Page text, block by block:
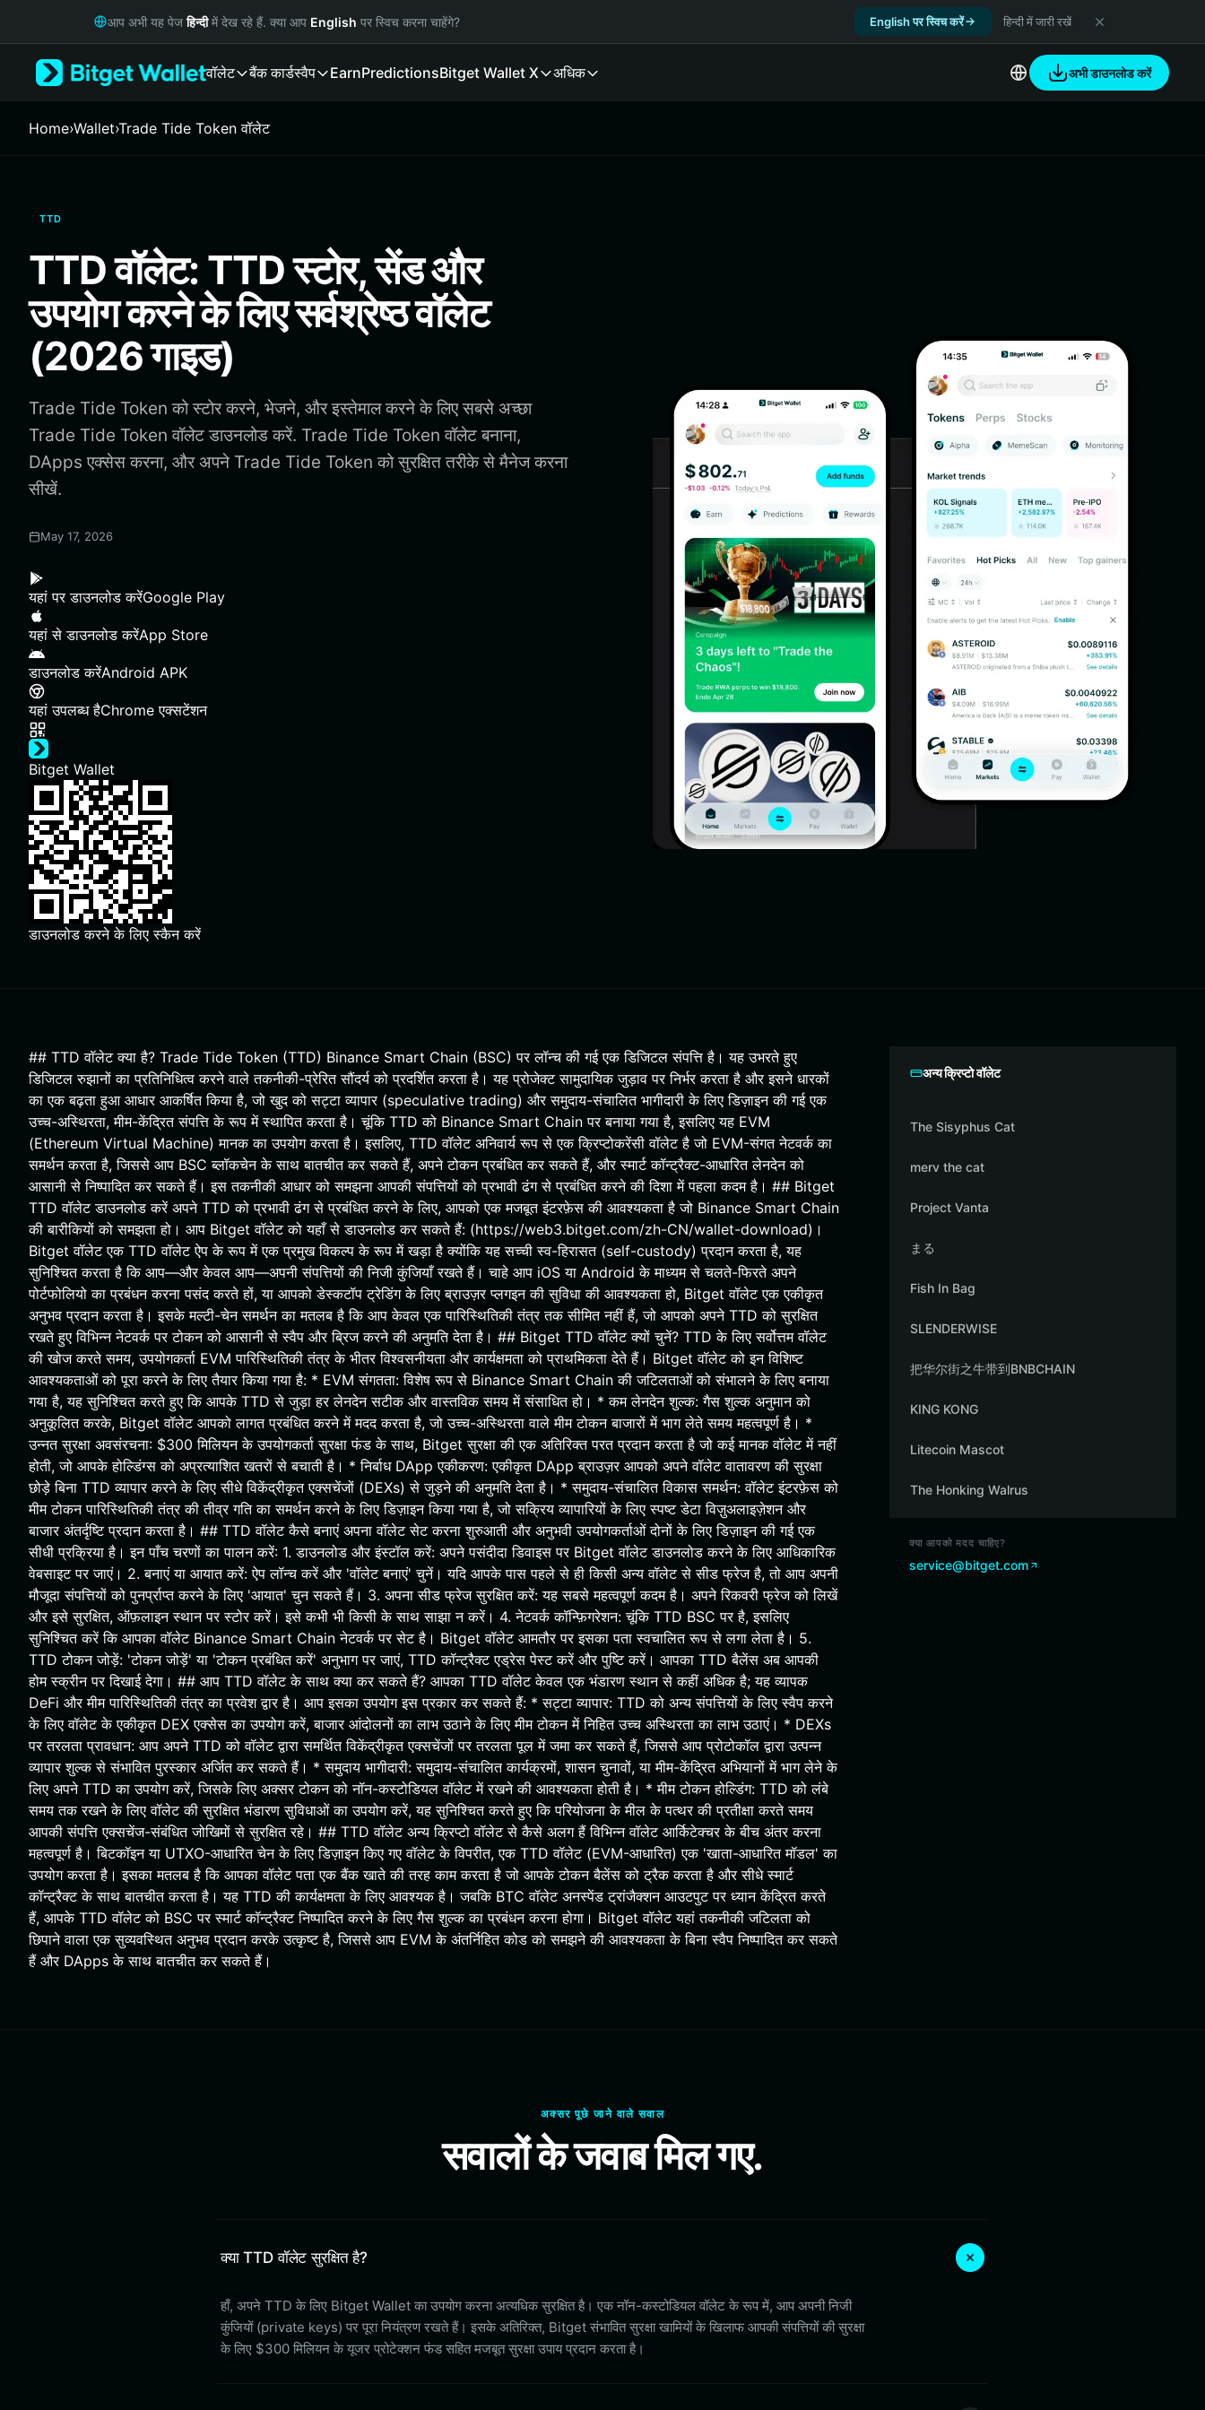
Русский
Italiano
繁體中文
Português (Portugal)
Bahasa Indonesia
ภาษาไทย
Español
Português (Brasil)
Español (Argentina)
आप अभी यह पेजहिन्दीमें देख रहे हैं. क्या आप English पर स्विच करना चाहेंगे? English पर स्विच करें हिन्दी में जारी रखें
वॉलेट बैंक कार्डस्वैप EarnPredictionsBitget Wallet X अधिक अभी डाउनलोड करें
Home›Wallet›Trade Tide Token वॉलेट
TTD
TTD वॉलेट: TTD स्टोर, सेंड और
उपयोग करने के लिए सर्वश्रेष्ठ वॉलेट
(2026 गाइड)
Trade Tide Token को स्टोर करने, भेजने, और इस्तेमाल करने के लिए सबसे अच्छा
Trade Tide Token वॉलेट डाउनलोड करें. Trade Tide Token वॉलेट बनाना,
DApps एक्सेस करना, और अपने Trade Tide Token को सुरक्षित तरीके से मैनेज करना
सीखें.
May 17, 2026
यहां पर डाउनलोड करेंGoogle Play
यहां से डाउनलोड करेंApp Store
डाउनलोड करेंAndroid APK
यहां उपलब्ध हैChrome एक्सटेंशन
Bitget Wallet
डाउनलोड करने के लिए स्कैन करें
## TTD वॉलेट क्या है? Trade Tide Token (TTD) Binance Smart Chain (BSC) पर लॉन्च की गई एक डिजिटल संपत्ति है। यह उभरते हुए
डिजिटल रुझानों का प्रतिनिधित्व करने वाले तकनीकी-प्रेरित सौंदर्य को प्रदर्शित करता है। यह प्रोजेक्ट सामुदायिक जुड़ाव पर निर्भर करता है और इसने धारकों
का एक बढ़ता हुआ आधार आकर्षित किया है, जो खुद को सट्टा व्यापार (speculative trading) और समुदाय-संचालित भागीदारी के लिए डिज़ाइन की गई एक
उच्च-अस्थिरता, मीम-केंद्रित संपत्ति के रूप में स्थापित करता है। चूंकि TTD को Binance Smart Chain पर बनाया गया है, इसलिए यह EVM
(Ethereum Virtual Machine) मानक का उपयोग करता है। इसलिए, TTD वॉलेट अनिवार्य रूप से एक क्रिप्टोकरेंसी वॉलेट है जो EVM-संगत नेटवर्क का
समर्थन करता है, जिससे आप BSC ब्लॉकचेन के साथ बातचीत कर सकते हैं, अपने टोकन प्रबंधित कर सकते हैं, और स्मार्ट कॉन्ट्रैक्ट-आधारित लेनदेन को
आसानी से निष्पादित कर सकते हैं। इस तकनीकी आधार को समझना आपकी संपत्तियों को प्रभावी ढंग से प्रबंधित करने की दिशा में पहला कदम है। ## Bitget
TTD वॉलेट डाउनलोड करें अपने TTD को प्रभावी ढंग से प्रबंधित करने के लिए, आपको एक मजबूत इंटरफ़ेस की आवश्यकता है जो Binance Smart Chain
की बारीकियों को समझता हो। आप Bitget वॉलेट को यहाँ से डाउनलोड कर सकते हैं: (https://web3.bitget.com/zh-CN/wallet-download)।
Bitget वॉलेट एक TTD वॉलेट ऐप के रूप में एक प्रमुख विकल्प के रूप में खड़ा है क्योंकि यह सच्ची स्व-हिरासत (self-custody) प्रदान करता है, यह
सुनिश्चित करता है कि आप—और केवल आप—अपनी संपत्तियों की निजी कुंजियाँ रखते हैं। चाहे आप iOS या Android के माध्यम से चलते-फिरते अपने
पोर्टफोलियो का प्रबंधन करना पसंद करते हों, या आपको डेस्कटॉप ट्रेडिंग के लिए ब्राउज़र प्लगइन की सुविधा की आवश्यकता हो, Bitget वॉलेट एक एकीकृत
अनुभव प्रदान करता है। इसके मल्टी-चेन समर्थन का मतलब है कि आप केवल एक पारिस्थितिकी तंत्र तक सीमित नहीं हैं, जो आपको अपने TTD को सुरक्षित
रखते हुए विभिन्न नेटवर्क पर टोकन को आसानी से स्वैप और ब्रिज करने की अनुमति देता है। ## Bitget TTD वॉलेट क्यों चुनें? TTD के लिए सर्वोत्तम वॉलेट
की खोज करते समय, उपयोगकर्ता EVM पारिस्थितिकी तंत्र के भीतर विश्वसनीयता और कार्यक्षमता को प्राथमिकता देते हैं। Bitget वॉलेट को इन विशिष्ट
आवश्यकताओं को पूरा करने के लिए तैयार किया गया है: * EVM संगतता: विशेष रूप से Binance Smart Chain की जटिलताओं को संभालने के लिए बनाया
गया है, यह सुनिश्चित करते हुए कि आपके TTD से जुड़ा हर लेनदेन सटीक और वास्तविक समय में संसाधित हो। * कम लेनदेन शुल्क: गैस शुल्क अनुमान को
अनुकूलित करके, Bitget वॉलेट आपको लागत प्रबंधित करने में मदद करता है, जो उच्च-अस्थिरता वाले मीम टोकन बाजारों में भाग लेते समय महत्वपूर्ण है। *
उन्नत सुरक्षा अवसंरचना: $300 मिलियन के उपयोगकर्ता सुरक्षा फंड के साथ, Bitget सुरक्षा की एक अतिरिक्त परत प्रदान करता है जो कई मानक वॉलेट में नहीं
होती, जो आपके होल्डिंग्स को अप्रत्याशित खतरों से बचाती है। * निर्बाध DApp एकीकरण: एकीकृत DApp ब्राउज़र आपको अपने वॉलेट वातावरण की सुरक्षा
छोड़े बिना TTD व्यापार करने के लिए सीधे विकेंद्रीकृत एक्सचेंजों (DEXs) से जुड़ने की अनुमति देता है। * समुदाय-संचालित विकास समर्थन: वॉलेट इंटरफ़ेस को
मीम टोकन पारिस्थितिकी तंत्र की तीव्र गति का समर्थन करने के लिए डिज़ाइन किया गया है, जो सक्रिय व्यापारियों के लिए स्पष्ट डेटा विज़ुअलाइज़ेशन और
बाजार अंतर्दृष्टि प्रदान करता है। ## TTD वॉलेट कैसे बनाएं अपना वॉलेट सेट करना शुरुआती और अनुभवी उपयोगकर्ताओं दोनों के लिए डिज़ाइन की गई एक
सीधी प्रक्रिया है। इन पाँच चरणों का पालन करें: 1. डाउनलोड और इंस्टॉल करें: अपने पसंदीदा डिवाइस पर Bitget वॉलेट डाउनलोड करने के लिए आधिकारिक
वेबसाइट पर जाएं। 2. बनाएं या आयात करें: ऐप लॉन्च करें और 'वॉलेट बनाएं' चुनें। यदि आपके पास पहले से ही किसी अन्य वॉलेट से सीड फ्रेज है, तो आप अपनी
मौजूदा संपत्तियों को पुनर्प्राप्त करने के लिए 'आयात' चुन सकते हैं। 3. अपना सीड फ्रेज सुरक्षित करें: यह सबसे महत्वपूर्ण कदम है। अपने रिकवरी फ्रेज को लिखें
और इसे सुरक्षित, ऑफ़लाइन स्थान पर स्टोर करें। इसे कभी भी किसी के साथ साझा न करें। 4. नेटवर्क कॉन्फ़िगरेशन: चूंकि TTD BSC पर है, इसलिए
सुनिश्चित करें कि आपका वॉलेट Binance Smart Chain नेटवर्क पर सेट है। Bitget वॉलेट आमतौर पर इसका पता स्वचालित रूप से लगा लेता है। 5.
TTD टोकन जोड़ें: 'टोकन जोड़ें' या 'टोकन प्रबंधित करें' अनुभाग पर जाएं, TTD कॉन्ट्रैक्ट एड्रेस पेस्ट करें और पुष्टि करें। आपका TTD बैलेंस अब आपकी
होम स्क्रीन पर दिखाई देगा। ## आप TTD वॉलेट के साथ क्या कर सकते हैं? आपका TTD वॉलेट केवल एक भंडारण स्थान से कहीं अधिक है; यह व्यापक
DeFi और मीम पारिस्थितिकी तंत्र का प्रवेश द्वार है। आप इसका उपयोग इस प्रकार कर सकते हैं: * सट्टा व्यापार: TTD को अन्य संपत्तियों के लिए स्वैप करने
के लिए वॉलेट के एकीकृत DEX एक्सेस का उपयोग करें, बाजार आंदोलनों का लाभ उठाने के लिए मीम टोकन में निहित उच्च अस्थिरता का लाभ उठाएं। * DEXs
पर तरलता प्रावधान: आप अपने TTD को वॉलेट द्वारा समर्थित विकेंद्रीकृत एक्सचेंजों पर तरलता पूल में जमा कर सकते हैं, जिससे आप प्रोटोकॉल द्वारा उत्पन्न
व्यापार शुल्क से संभावित पुरस्कार अर्जित कर सकते हैं। * समुदाय भागीदारी: समुदाय-संचालित कार्यक्रमों, शासन चुनावों, या मीम-केंद्रित अभियानों में भाग लेने के
लिए अपने TTD का उपयोग करें, जिसके लिए अक्सर टोकन को नॉन-कस्टोडियल वॉलेट में रखने की आवश्यकता होती है। * मीम टोकन होल्डिंग: TTD को लंबे
समय तक रखने के लिए वॉलेट की सुरक्षित भंडारण सुविधाओं का उपयोग करें, यह सुनिश्चित करते हुए कि परियोजना के मील के पत्थर की प्रतीक्षा करते समय
आपकी संपत्ति एक्सचेंज-संबंधित जोखिमों से सुरक्षित रहे। ## TTD वॉलेट अन्य क्रिप्टो वॉलेट से कैसे अलग हैं विभिन्न वॉलेट आर्किटेक्चर के बीच अंतर करना
महत्वपूर्ण है। बिटकॉइन या UTXO-आधारित चेन के लिए डिज़ाइन किए गए वॉलेट के विपरीत, एक TTD वॉलेट (EVM-आधारित) एक 'खाता-आधारित मॉडल' का
उपयोग करता है। इसका मतलब है कि आपका वॉलेट पता एक बैंक खाते की तरह काम करता है जो आपके टोकन बैलेंस को ट्रैक करता है और सीधे स्मार्ट
कॉन्ट्रैक्ट के साथ बातचीत करता है। यह TTD की कार्यक्षमता के लिए आवश्यक है। जबकि BTC वॉलेट अनस्पेंड ट्रांजैक्शन आउटपुट पर ध्यान केंद्रित करते
हैं, आपके TTD वॉलेट को BSC पर स्मार्ट कॉन्ट्रैक्ट निष्पादित करने के लिए गैस शुल्क का प्रबंधन करना होगा। Bitget वॉलेट यहां तकनीकी जटिलता को
छिपाने वाला एक सुव्यवस्थित अनुभव प्रदान करके उत्कृष्ट है, जिससे आप EVM के अंतर्निहित कोड को समझने की आवश्यकता के बिना स्वैप निष्पादित कर सकते
हैं और DApps के साथ बातचीत कर सकते हैं।
अन्य क्रिप्टो वॉलेट
The Sisyphus Cat
merv the cat
Project Vanta
まる
Fish In Bag
SLENDERWISE
把华尔街之牛带到BNBCHAIN
KING KONG
Litecoin Mascot
The Honking Walrus
क्या आपको मदद चाहिए?
service@bitget.com
अक्सर पूछे जाने वाले सवाल
सवालों के जवाब मिल गए.
क्या TTD वॉलेट सुरक्षित है?
हाँ, अपने TTD के लिए Bitget Wallet का उपयोग करना अत्यधिक सुरक्षित है। एक नॉन-कस्टोडियल वॉलेट के रूप में, आप अपनी निजी
कुंजियों (private keys) पर पूरा नियंत्रण रखते हैं। इसके अतिरिक्त, Bitget संभावित सुरक्षा खामियों के खिलाफ आपकी संपत्तियों की सुरक्षा
के लिए $300 मिलियन के यूजर प्रोटेक्शन फंड सहित मजबूत सुरक्षा उपाय प्रदान करता है।